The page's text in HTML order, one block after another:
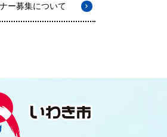
ー募集について